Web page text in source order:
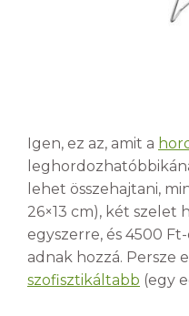
Igen, ez az, amit a
lehet összehajtani,
26×13 cm), két szelet
egyszerre, és 4500
adnak hozzá. Persze
szofisztikáltabb (egy